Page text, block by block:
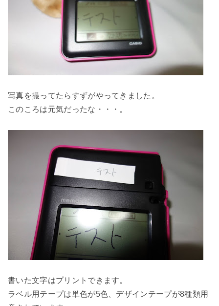
写真を撮ってたらすずがやってきました。
このころは元気だったな・・・。
書いた文字はプリントできます。
ラベル用テープは単色が5色、デザインテープが8種類用